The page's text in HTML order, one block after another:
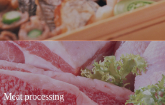
Meat processing